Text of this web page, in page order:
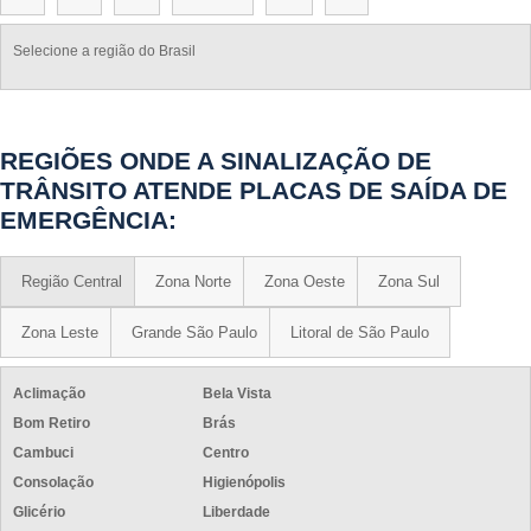
PLACAS DE SINALIZAÇÃO DE SAÍDA DE EMERGÊNCIA
PLACAS DE SINALIZAÇÃO DE SEGURANÇA CONTRA INCÊNDIO
PLACAS DE SINALIZAÇÃO DE SEGURANÇA EPI
PLACAS DE SINALIZAÇÃO PREVENÇÃO E COMBATE
PLACAS DE SINALIZAÇÃO PREVENÇÃO E COMBATE A INCÊNDIO
PLACA INDICATIVA DE BOTOEIRA DE ALARME
PLACA BOTOEIRA DE BOMBA DE INCÊNDIO
PLACA DE SINALIZAÇÃO ALARME SONORO
SINALIZAÇÃO DE EXTINTORES
SINALIZAÇÃO DE HIDRANTE
SINALIZAÇÃO DE HIDRANTES E EXTINTORES
PLACA PROIBIDO USO DE CELULAR
PLACA DE SINALIZAÇÃO ROTA DE FUGA EM SP
COMPRAR PLACA DE ROTA DE FUGA SP
Selecione a região do Brasil
REGIÕES ONDE A SINALIZAÇÃO DE
TRÂNSITO ATENDE PLACAS DE SAÍDA DE
EMERGÊNCIA:
Região Central Zona Norte Zona Oeste Zona Sul
Zona Leste Grande São Paulo Litoral de São Paulo
Aclimação
Bela Vista
Bom Retiro
Brás
Cambuci
Centro
Consolação
Higienópolis
Glicério
Liberdade